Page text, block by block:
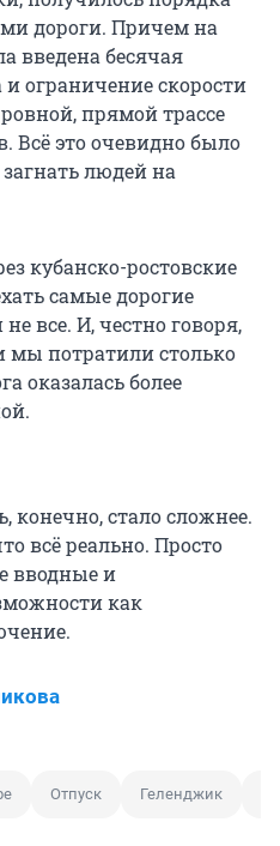
дороги. Причем на
введена бесячая
и ограничение скорости
прямой трассе
Всё это очевидно было
людей на
кубанско-ростовские
самые дорогие
все. И, честно говоря,
мы потратили столько
оказалась более
конечно, стало сложнее.
всё реально. Просто
вводные и
как
Отпуск Геленджик